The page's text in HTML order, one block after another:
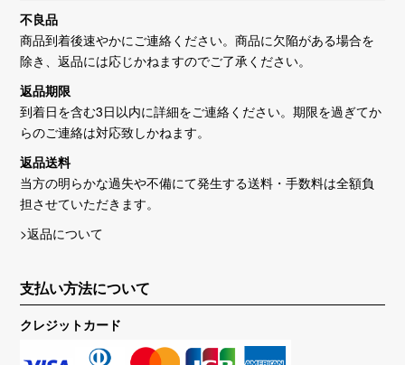
不良品
商品到着後速やかにご連絡ください。商品に欠陥がある場合を
除き、返品には応じかねますのでご了承ください。
返品期限
到着日を含む3日以内に詳細をご連絡ください。期限を過ぎてか
らのご連絡は対応致しかねます。
返品送料
当方の明らかな過失や不備にて発生する送料・手数料は全額負
担させていただきます。
>返品について
支払い方法について
クレジットカード